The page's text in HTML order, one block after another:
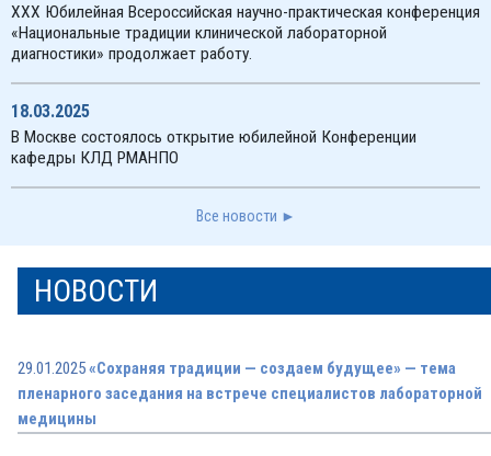
XXX Юбилейная Всероссийская научно-практическая конференция
«Национальные традиции клинической лабораторной
диагностики» продолжает работу.
18.03.2025
В Москве состоялось открытие юбилейной Конференции
кафедры КЛД РМАНПО
Все новости ►
НОВОСТИ
29.01.2025«Сохраняя традиции — создаем будущее» — тема
пленарного заседания на встрече специалистов лабораторной
медицины